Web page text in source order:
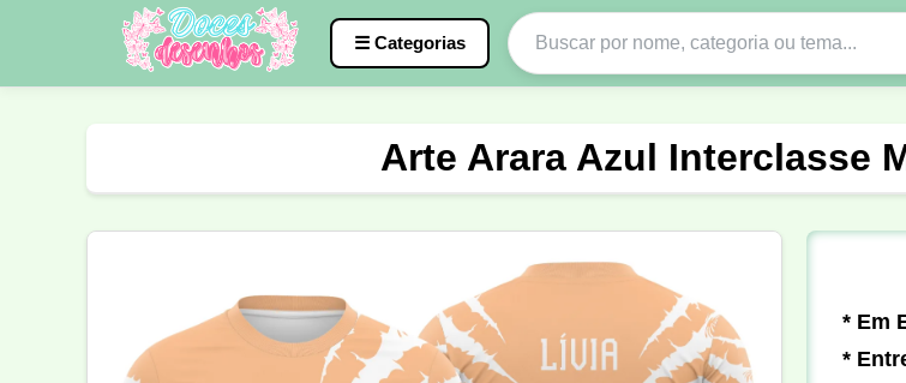
☰ Categorias
Agro Católica
Motocross Ciclismo Nail Designer Pedagogia Biologia
Arte Arara Azul Interclasse
* Em
*